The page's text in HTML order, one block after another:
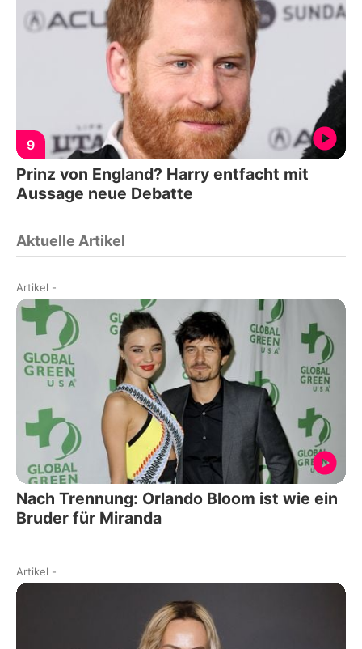
9
Prinz von England? Harry entfacht mit
Aussage neue Debatte
Aktuelle Artikel
Artikel -
Nach Trennung: Orlando Bloom ist wie ein
Bruder für Miranda
Artikel -